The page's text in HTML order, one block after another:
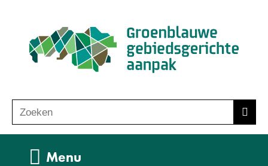
naar
de
inhoud
o
Zoeken
Menu